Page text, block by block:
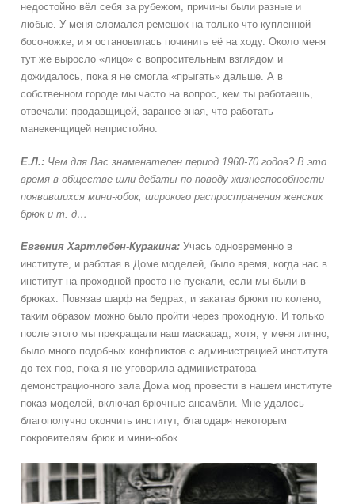
недостойно вёл себя за рубежом, причины были разные и
любые. У меня сломался ремешок на только что купленной
босоножке, и я остановилась починить её на ходу. Около меня
тут же выросло «лицо» с вопросительным взглядом и
дожидалось, пока я не смогла «прыгать» дальше. А в
собственном городе мы часто на вопрос, кем ты работаешь,
отвечали: продавщицей, заранее зная, что работать
манекенщицей непристойно.
Е.Л.: Чем для Вас знаменателен период 1960-70 годов? В это
время в обществе шли дебаты по поводу жизнеспособности
появившихся мини-юбок, широкого распространения женских
брюк и т. д…
Евгения Хартлебен-Куракина: Учась одновременно в
институте, и работая в Доме моделей, было время, когда нас в
институт на проходной просто не пускали, если мы были в
брюках. Повязав шарф на бедрах, и закатав брюки по колено,
таким образом можно было пройти через проходную. И только
после этого мы прекращали наш маскарад, хотя, у меня лично,
было много подобных конфликтов с администрацией института
до тех пор, пока я не уговорила администратора
демонстрационного зала Дома мод провести в нашем институте
показ моделей, включая брючные ансамбли. Мне удалось
благополучно окончить институт, благодаря некоторым
покровителям брюк и мини-юбок.